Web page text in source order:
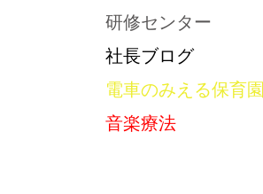
研修センター
社長ブログ
電車のみえる保育園
音楽療法